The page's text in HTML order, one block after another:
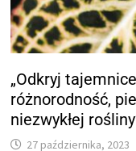
„Odkryj
różnorodność,
niezwykłej
27 października, 2023